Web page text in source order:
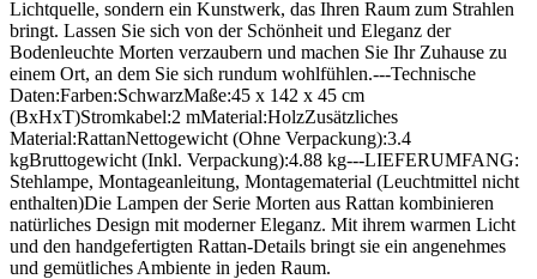
Lichtquelle, sondern ein Kunstwerk, das Ihren Raum zum Strahlen
bringt. Lassen Sie sich von der Schönheit und Eleganz der
Bodenleuchte Morten verzaubern und machen Sie Ihr Zuhause zu
einem Ort, an dem Sie sich rundum wohlfühlen.---Technische
Daten:Farben:SchwarzMaße:45 x 142 x 45 cm
(BxHxT)Stromkabel:2 mMaterial:HolzZusätzliches
Material:RattanNettogewicht (Ohne Verpackung):3.4
kgBruttogewicht (Inkl. Verpackung):4.88 kg---LIEFERUMFANG:
Stehlampe, Montageanleitung, Montagematerial (Leuchtmittel nicht
enthalten)Die Lampen der Serie Morten aus Rattan kombinieren
natürliches Design mit moderner Eleganz. Mit ihrem warmen Licht
und den handgefertigten Rattan-Details bringt sie ein angenehmes
und gemütliches Ambiente in jeden Raum.